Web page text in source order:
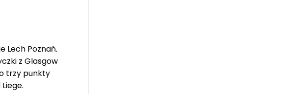
Lech Poznań.
z Glasgow
trzy punkty